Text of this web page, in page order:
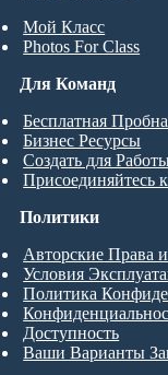
Мой Класс
Photos For Class
Для Команд
Бесплатная
Бизнес Ресурсы
Создать для
Присоединяйтесь
Политики
Авторские Права
Условия
Политика
Доступность
Ваши Варианты